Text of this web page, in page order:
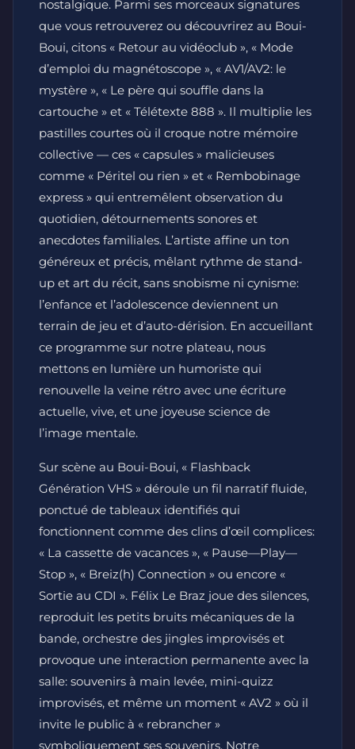
nostalgique. Parmi ses morceaux signatures
que vous retrouverez ou découvrirez au Boui-
Boui, citons « Retour au vidéoclub », « Mode
d’emploi du magnétoscope », « AV1/AV2: le
mystère », « Le père qui souffle dans la
cartouche » et « Télétexte 888 ». Il multiplie les
pastilles courtes où il croque notre mémoire
collective — ces « capsules » malicieuses
comme « Péritel ou rien » et « Rembobinage
express » qui entremêlent observation du
quotidien, détournements sonores et
anecdotes familiales. L’artiste affine un ton
généreux et précis, mêlant rythme de stand-
up et art du récit, sans snobisme ni cynisme:
l’enfance et l’adolescence deviennent un
terrain de jeu et d’auto-dérision. En accueillant
ce programme sur notre plateau, nous
mettons en lumière un humoriste qui
renouvelle la veine rétro avec une écriture
actuelle, vive, et une joyeuse science de
l’image mentale.
Sur scène au Boui-Boui, « Flashback
Génération VHS » déroule un fil narratif fluide,
ponctué de tableaux identifiés qui
fonctionnent comme des clins d’œil complices:
« La cassette de vacances », « Pause—Play—
Stop », « Breiz(h) Connection » ou encore «
Sortie au CDI ». Félix Le Braz joue des silences,
reproduit les petits bruits mécaniques de la
bande, orchestre des jingles improvisés et
provoque une interaction permanente avec la
salle: souvenirs à main levée, mini-quizz
improvisés, et même un moment « AV2 » où il
invite le public à « rebrancher »
symboliquement ses souvenirs. Notre